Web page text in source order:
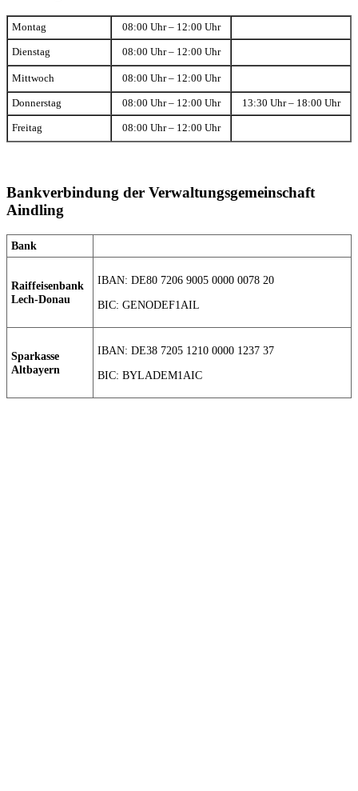
Montag 08:00 Uhr – 12:00 Uhr
Dienstag 08:00 Uhr – 12:00 Uhr
Mittwoch 08:00 Uhr – 12:00 Uhr
Donnerstag 08:00 Uhr – 12:00 Uhr 13:30 Uhr – 18:00 Uhr
Freitag 08:00 Uhr – 12:00 Uhr
Bankverbindung der Verwaltungsgemeinschaft
Aindling
Bank
Raiffeisenbank
Lech-Donau
IBAN: DE80 7206 9005 0000 0078 20
BIC: GENODEF1AIL
Sparkasse
Altbayern
IBAN: DE38 7205 1210 0000 1237 37
BIC: BYLADEM1AIC